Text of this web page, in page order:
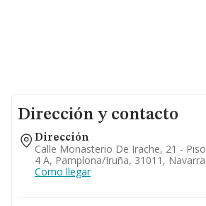
Dirección y contacto
Dirección
Calle Monasterio De Irache, 21 - Piso
4 A, Pamplona/iruña, 31011, Navarra
Como llegar